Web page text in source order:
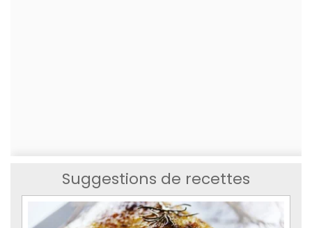
Suggestions de recettes